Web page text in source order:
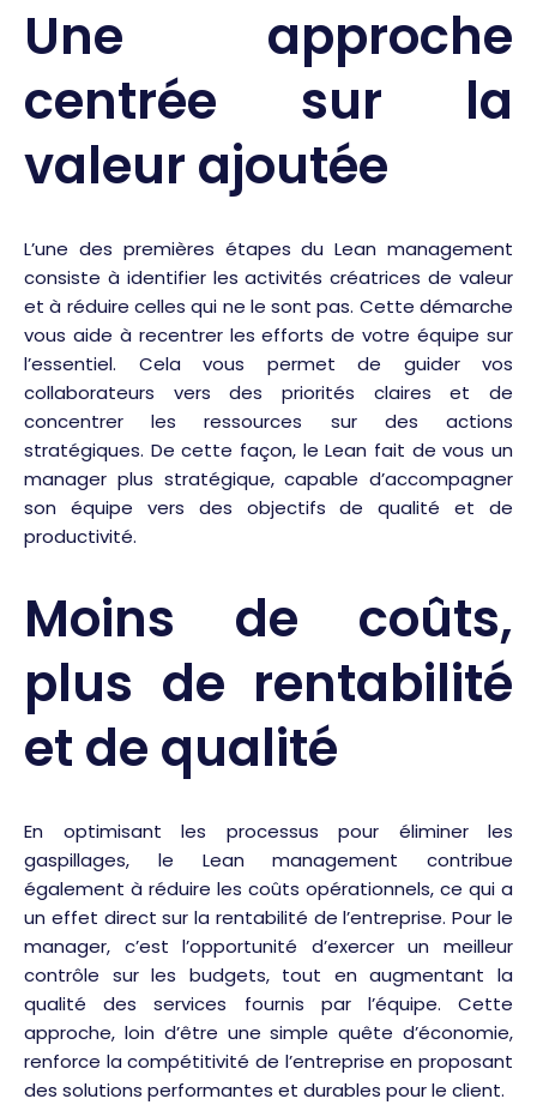
Une approche
centrée sur la
valeur ajoutée
L’une des premières étapes du Lean management
consiste à identifier les activités créatrices de valeur
et à réduire celles qui ne le sont pas. Cette démarche
vous aide à recentrer les efforts de votre équipe sur
l’essentiel. Cela vous permet de guider vos
collaborateurs vers des priorités claires et de
concentrer les ressources sur des actions
stratégiques. De cette façon, le Lean fait de vous un
manager plus stratégique, capable d’accompagner
son équipe vers des objectifs de qualité et de
productivité.
Moins de coûts,
plus de rentabilité
et de qualité
En optimisant les processus pour éliminer les
gaspillages, le Lean management contribue
également à réduire les coûts opérationnels, ce qui a
un effet direct sur la rentabilité de l’entreprise. Pour le
manager, c’est l’opportunité d’exercer un meilleur
contrôle sur les budgets, tout en augmentant la
qualité des services fournis par l’équipe. Cette
approche, loin d’être une simple quête d’économie,
renforce la compétitivité de l’entreprise en proposant
des solutions performantes et durables pour le client.